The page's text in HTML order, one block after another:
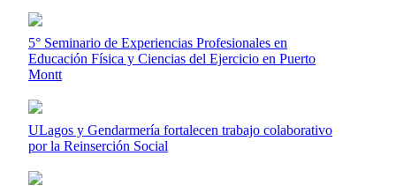
5° Seminario de Experiencias Profesionales en
Educación Física y Ciencias del Ejercicio en Puerto
Montt
ULagos y Gendarmería fortalecen trabajo colaborativo
por la Reinserción Social